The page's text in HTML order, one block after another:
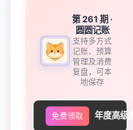
第 261 期 ·
圆圆记账
支持多方式
记账、预算
管理及消费
复盘，可本
地保存
免费领取 年度高级版